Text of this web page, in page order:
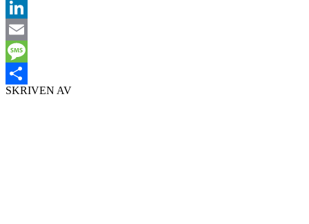
Facebook
LinkedIn
Email
Message
Dela
SKRIVEN AV